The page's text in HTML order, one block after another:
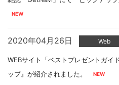
2020年04月26日 Web
WEBサイト「ベストプレゼントガイ
ップ』が紹介されました。